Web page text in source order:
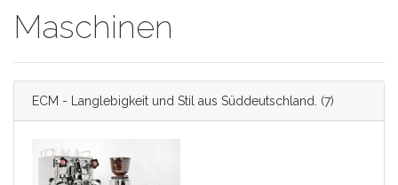
Maschinen
ECM - Langlebigkeit und Stil aus Süddeutschland. (7)